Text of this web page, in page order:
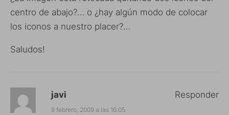
centro de abajo?… o ¿hay algún modo de colocar
los iconos a nuestro placer?…
Saludos!
javi
9 febrero, 2009 a las 16:05
Responder